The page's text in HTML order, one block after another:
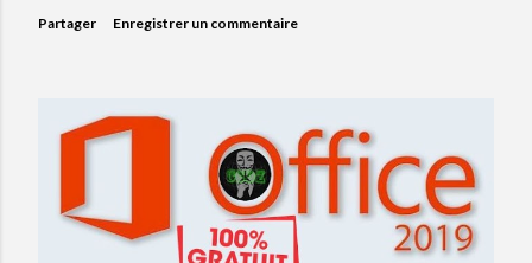
Partager Enregistrer un commentaire